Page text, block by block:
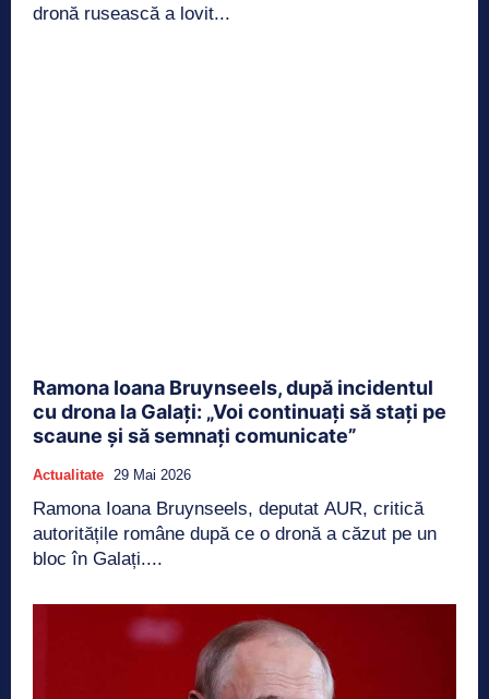
dronă rusească a lovit...
Ramona Ioana Bruynseels, după incidentul
cu drona la Galați: „Voi continuați să stați pe
scaune și să semnați comunicate”
Actualitate 29 Mai 2026
Ramona Ioana Bruynseels, deputat AUR, critică
autoritățile române după ce o dronă a căzut pe un
bloc în Galați....